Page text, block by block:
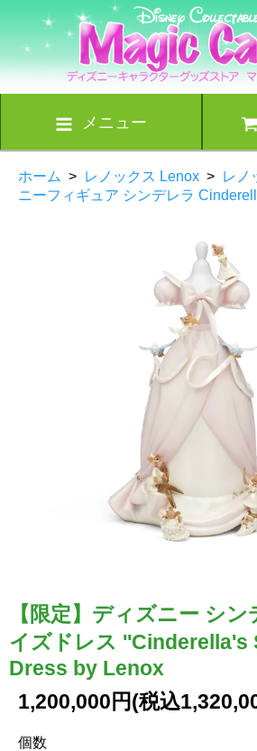
メニュー
ホーム > レノックス Lenox > レノ
ニーフィギュア シンデレラ
【限定】ディズニー シ
イズドレス ''Cinderella's
Dress by Lenox
1,200,000円(税込
個数